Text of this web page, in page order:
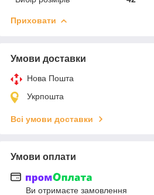
Приховати
Умови доставки
Нова Пошта
Укрпошта
Всі умови доставки
Умови оплати
Ви отримаєте замовлення